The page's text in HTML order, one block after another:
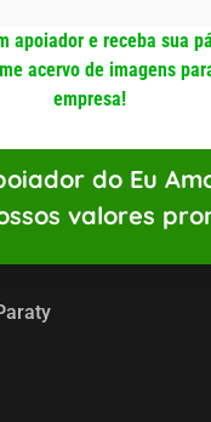
apoiador e receba sua
acervo de imagens
empresa!
do Eu
valores